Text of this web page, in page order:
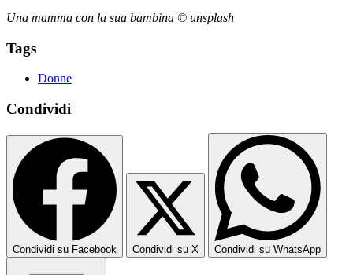
Una mamma con la sua bambina © unsplash
Tags
Donne
Condividi
Condividi su Facebook Condividi su X Condividi su WhatsApp